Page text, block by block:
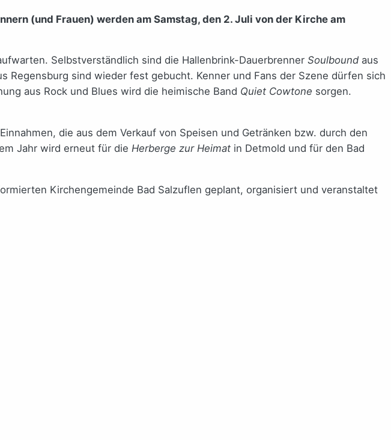
(und Frauen) werden am Samstag, den 2. Juli von der Kirche am
Selbstverständlich sind die Hallenbrink-Dauerbrenner Soulbound aus
Regensburg sind wieder fest gebucht. Kenner und Fans der Szene dürfen sich
aus Rock und Blues wird die heimische Band Quiet Cowtone sorgen.
die aus dem Verkauf von Speisen und Getränken bzw. durch den
Jahr wird erneut für die Herberge zur Heimat in Detmold und für den Bad
Kirchengemeinde Bad Salzuflen geplant, organisiert und veranstaltet